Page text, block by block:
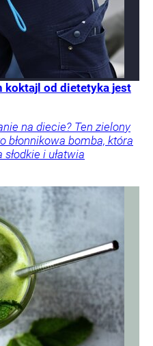
koktajl od dietetyka jest
na diecie? Ten zielony
błonnikowa bomba, która
i ułatwia